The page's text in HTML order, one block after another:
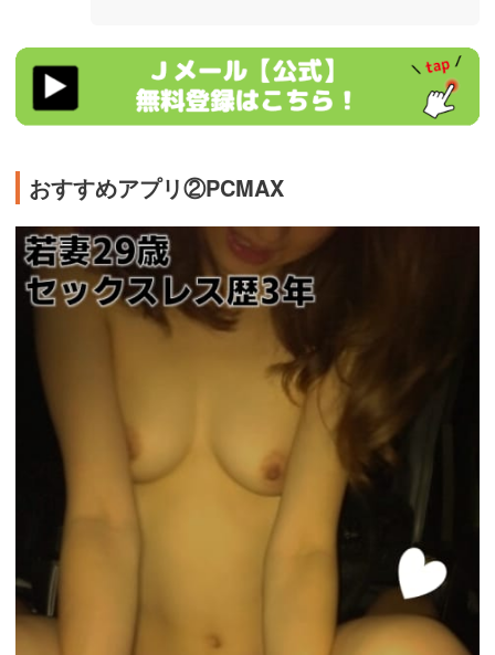
https://ac.m-
ads.jp/t6d63J515a0bact6/cl/?
bId=48d54Uc6&msid=2999
おすすめアプリ②PCMAX
https://pcmax.jp/lp/?
ad_id=rm327007